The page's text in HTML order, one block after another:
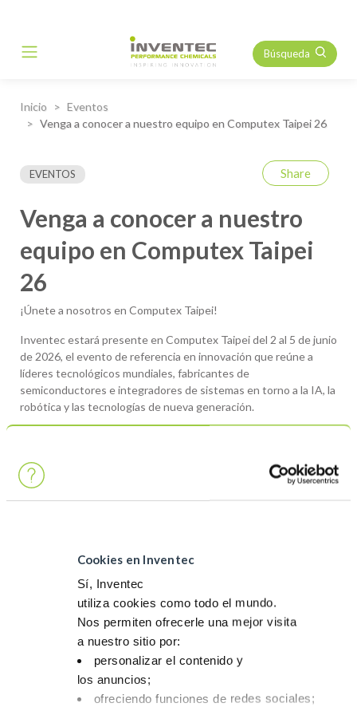
Cookies en Inventec
Sí, Inventec
utiliza cookies como todo el mundo.
Nos permiten ofrecerle una mejor visita
a nuestro sitio por:
personalizar el contenido y
los anuncios;
ofreciendo funciones de redes sociales;
Main Navigation Búsqueda
Inicio
Eventos
Venga a conocer a nuestro equipo en Computex Taipei 26
EVENTOS Share
Venga a conocer a nuestro
equipo en Computex Taipei
26
¡Únete a nosotros en Computex Taipei!
Inventec estará presente en Computex Taipei del 2 al 5 de junio
de 2026, el evento de referencia en innovación que reúne a
líderes tecnológicos mundiales, fabricantes de
semiconductores e integradores de sistemas en torno a la IA, la
robótica y las tecnologías de nueva generación.
desafío crítico. En Inventec Performance Chemicals, apoyamos
a los fabricantes de alta tecnología con nuestras soluciones de
refrigeración dieléctrica bajo la marca THERMASOLV™,
Ya sea que estés llevando al límite el hardware de IA o
diseñando la infraestructura informática del futuro, nuestros
fluidos de refrigeración están diseñados para mantener el
rendimiento al máximo nivel.
Fluidos de refrigeración dieléctricos para electrónica de alta
densidad
Formulaciones de ultra bajo potencial de calentamiento
global (GWP)